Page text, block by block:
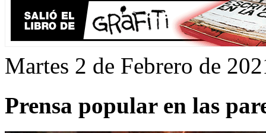
Martes 2 de Febrero de
Prensa popular en las